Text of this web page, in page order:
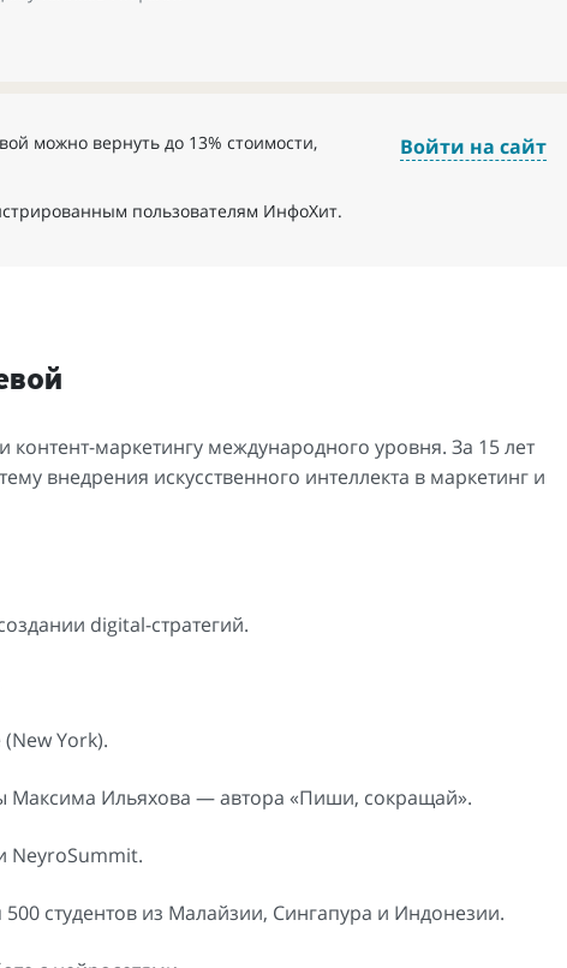
можно вернуть до 13% стоимости,
пользователям ИнфоХит.
Войти на сайт
маркетингу международного уровня. За 15 лет
внедрения искусственного интеллекта в маркетинг и
digital-стратегий.
York).
Ильяхова — автора «Пиши, сокращай».
NeyroSummit.
студентов из Малайзии, Сингапура и Индонезии.